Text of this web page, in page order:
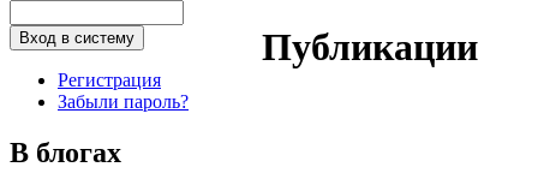
Регистрация
Забыли пароль?
В блогах
Публикации